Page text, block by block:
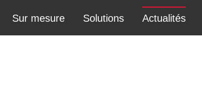
Sur mesure Solutions Actualités